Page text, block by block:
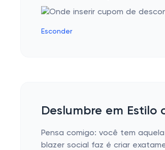
Esconder
Deslumbre em Estilo
Pensa comigo: você tem
blazer social faz é criar